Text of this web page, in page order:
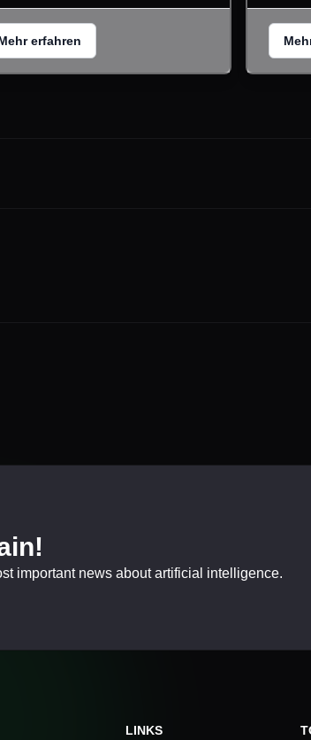
erfahren
important news about artificial intelligence.
LINKS